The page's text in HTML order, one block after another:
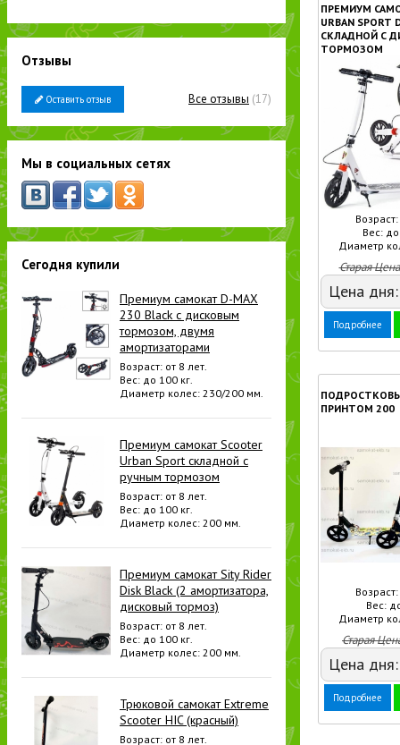
Отзывы
Оставить отзыв Все отзывы (17)
Мы в социальных сетях
Сегодня купили
Премиум самокат D-MAX
230 Black с дисковым
тормозом, двумя
амортизаторами
Возраст: от 8 лет.
Вес: до 100 кг.
Диаметр колес: 230/200 мм.
Премиум самокат Scooter
Urban Sport складной с
ручным тормозом
Возраст: от 8 лет.
Вес: до 100 кг.
Диаметр колес: 200 мм.
Премиум самокат Sity Rider
Disk Black (2 амортизатора,
дисковый тормоз)
Возраст: от 8 лет.
Вес: до 100 кг.
Диаметр колес: 200 мм.
Трюковой самокат Extreme
Scooter HIC (красный)
Возраст: от 8 лет.
ПРЕМИУМ
URBAN SPORT
СКЛАДНОЙ С
ТОРМОЗОМ
Вес:
Диаметр
Старая
Цена
Подробнее
ПРИНТОМ 200
Вес:
Диаметр
Старая
Цена
Подробнее